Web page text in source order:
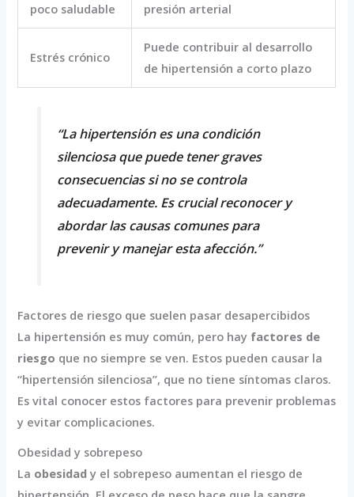
poco saludable presión arterial
Estrés crónico
Puede contribuir al desarrollo
de hipertensión a corto plazo
“La hipertensión es una condición
silenciosa que puede tener graves
consecuencias si no se controla
adecuadamente. Es crucial reconocer y
abordar las causas comunes para
prevenir y manejar esta afección.”
Factores de riesgo que suelen pasar desapercibidos
La hipertensión es muy común, pero hay factores de
riesgo que no siempre se ven. Estos pueden causar la
“hipertensión silenciosa”, que no tiene síntomas claros.
Es vital conocer estos factores para prevenir problemas
y evitar complicaciones.
Obesidad y sobrepeso
La obesidad y el sobrepeso aumentan el riesgo de